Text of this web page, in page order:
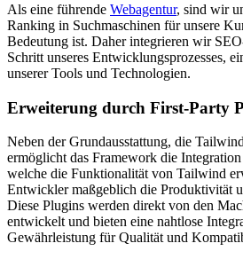
Als eine führende Webagentur, sind wir
Ranking in Suchmaschinen für unsere
Bedeutung ist. Daher integrieren wir
Schritt unseres Entwicklungsprozesses,
unserer Tools und Technologien.
Erweiterung durch First-Party
Neben der Grundausstattung, die
ermöglicht das Framework die
welche die Funktionalität von Tailwind
Entwickler maßgeblich die Produktivität
Diese Plugins werden direkt von den
entwickelt und bieten eine nahtlose
Gewährleistung für Qualität und